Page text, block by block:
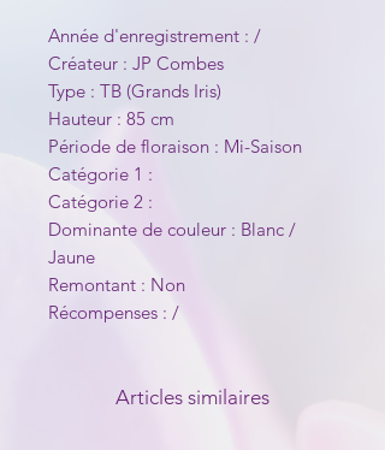
Année d'enregistrement : /
Créateur : JP Combes
Type : TB (Grands Iris)
Hauteur : 85 cm
Période de floraison : Mi-Saison
Catégorie 1 :
Catégorie 2 :
Dominante de couleur : Blanc /
Jaune
Remontant : Non
Récompenses : /
Articles similaires